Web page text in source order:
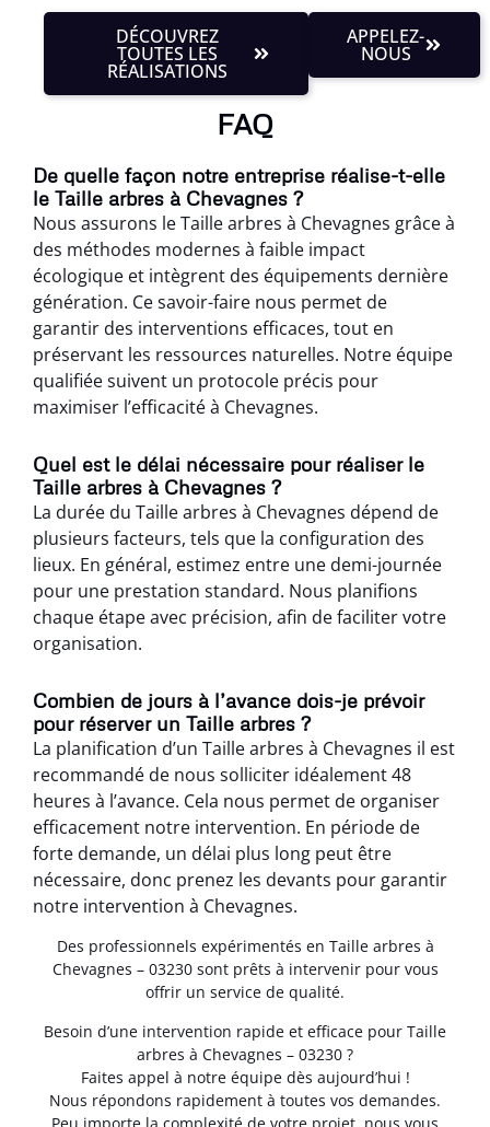
DÉCOUVREZ
TOUTES LES
RÉALISATIONS
APPELEZ-
NOUS
FAQ
De quelle façon notre entreprise réalise-t-elle
le Taille arbres à Chevagnes ?
Nous assurons le Taille arbres à Chevagnes grâce à
des méthodes modernes à faible impact
écologique et intègrent des équipements dernière
génération. Ce savoir-faire nous permet de
garantir des interventions efficaces, tout en
préservant les ressources naturelles. Notre équipe
qualifiée suivent un protocole précis pour
maximiser l’efficacité à Chevagnes.
Quel est le délai nécessaire pour réaliser le
Taille arbres à Chevagnes ?
La durée du Taille arbres à Chevagnes dépend de
plusieurs facteurs, tels que la configuration des
lieux. En général, estimez entre une demi-journée
pour une prestation standard. Nous planifions
chaque étape avec précision, afin de faciliter votre
organisation.
Combien de jours à l’avance dois-je prévoir
pour réserver un Taille arbres ?
La planification d’un Taille arbres à Chevagnes il est
recommandé de nous solliciter idéalement 48
heures à l’avance. Cela nous permet de organiser
efficacement notre intervention. En période de
forte demande, un délai plus long peut être
nécessaire, donc prenez les devants pour garantir
notre intervention à Chevagnes.
Des professionnels expérimentés en Taille arbres à
Chevagnes – 03230 sont prêts à intervenir pour vous
offrir un service de qualité.
Besoin d’une intervention rapide et efficace pour Taille
arbres à Chevagnes – 03230 ?
Faites appel à notre équipe dès aujourd’hui !
Nous répondons rapidement à toutes vos demandes.
Peu importe la complexité de votre projet, nous vous